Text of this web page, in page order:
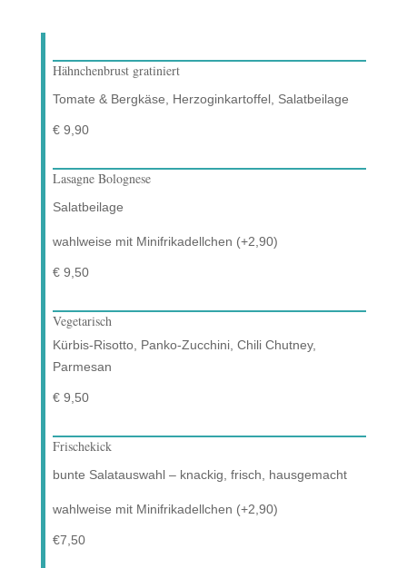
Hähnchenbrust gratiniert
Tomate & Bergkäse, Herzoginkartoffel, Salatbeilage
€ 9,90
Lasagne Bolognese
Salatbeilage
wahlweise mit Minifrikadellchen (+2,90)
€ 9,50
Vegetarisch
Kürbis-Risotto, Panko-Zucchini, Chili Chutney,
Parmesan
€ 9,50
Frischekick
bunte Salatauswahl – knackig, frisch, hausgemacht
wahlweise mit Minifrikadellchen (+2,90)
€7,50